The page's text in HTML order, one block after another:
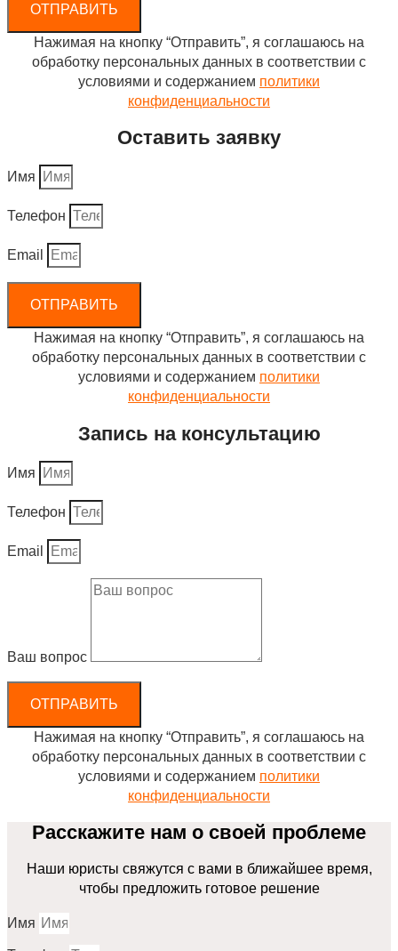
ОТПРАВИТЬ
Нажимая на кнопку “Отправить”, я соглашаюсь на
обработку персональных данных в соответствии с
условиями и содержанием политики
конфиденциальности
Оставить заявку
Имя
Телефон
Email
ОТПРАВИТЬ
Нажимая на кнопку “Отправить”, я соглашаюсь на
обработку персональных данных в соответствии с
условиями и содержанием политики
конфиденциальности
Запись на консультацию
Имя
Телефон
Email
Ваш вопрос
ОТПРАВИТЬ
Нажимая на кнопку “Отправить”, я соглашаюсь на
обработку персональных данных в соответствии с
условиями и содержанием политики
конфиденциальности
Расскажите нам о своей проблеме
Наши юристы свяжутся с вами в ближайшее время,
чтобы предложить готовое решение
Имя